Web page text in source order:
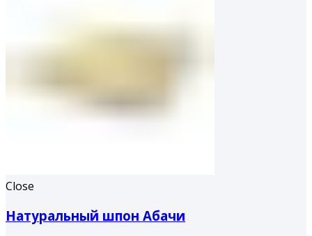
Close
Натуральный шпон Абачи